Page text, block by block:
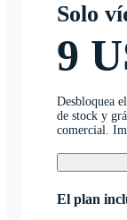
Solo
9
Desbloquea
de stock y
comercial.
El plan